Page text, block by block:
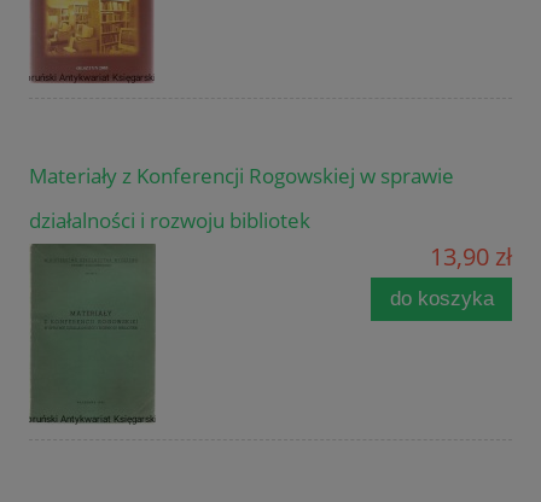
Materiały z Konferencji Rogowskiej w sprawie
działalności i rozwoju bibliotek
13,90 zł
do koszyka